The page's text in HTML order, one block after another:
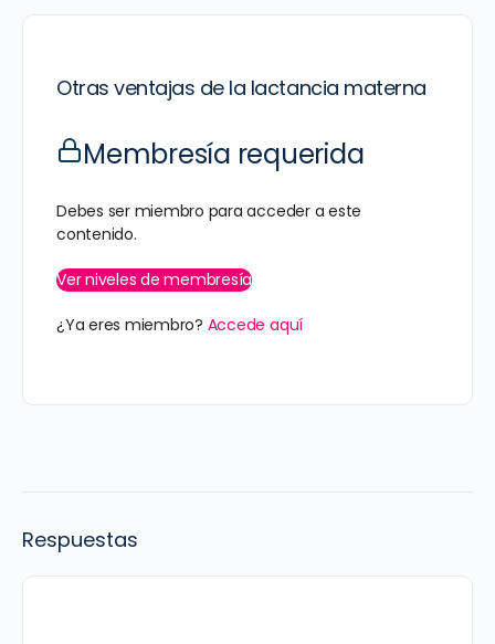
Otras ventajas de la lactancia materna
Membresía requerida
Debes ser miembro para acceder a este
contenido.
Ver niveles de membresía
¿Ya eres miembro? Accede aquí
Respuestas